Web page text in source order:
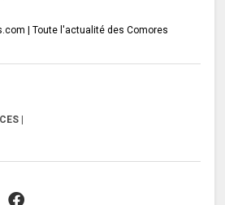
| Toute l'actualité des Comores
|